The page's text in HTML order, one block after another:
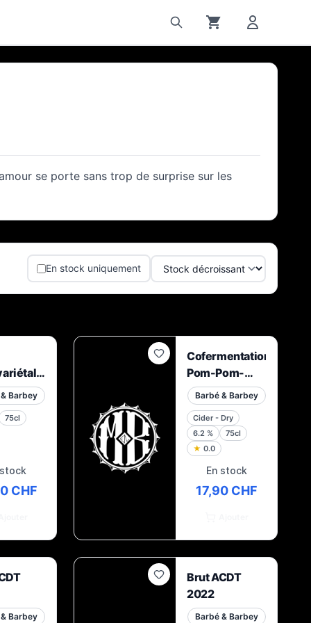
se porte sans trop de surprise sur les
En stock uniquement
2023
Barbey
75cl
CHF
Cofermentation
Pom-Pom-
Pom-Poire
2022
Barbé & Barbey
Cider - Dry
6.2 %
75cl
★ 0.0
En stock
17,90 CHF
Barbey
Brut ACDT
2022
Barbé & Barbey